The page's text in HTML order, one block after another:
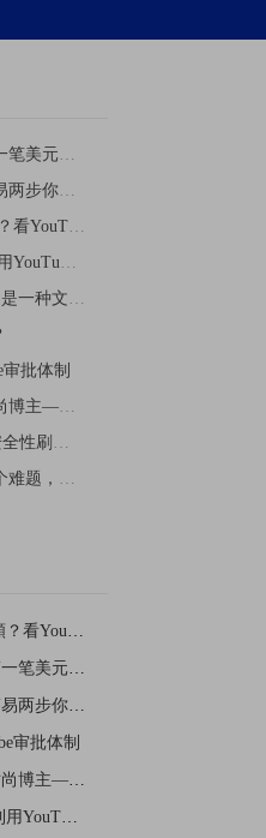
十四小时）
能够拿下
运送新项目，
所得到的
化输出吗？
批体制
十大游戏
粉丝？
的大门口
运送新项目，
二十四小时）
也能够拿下
审批体制
十大游戏
所得到的